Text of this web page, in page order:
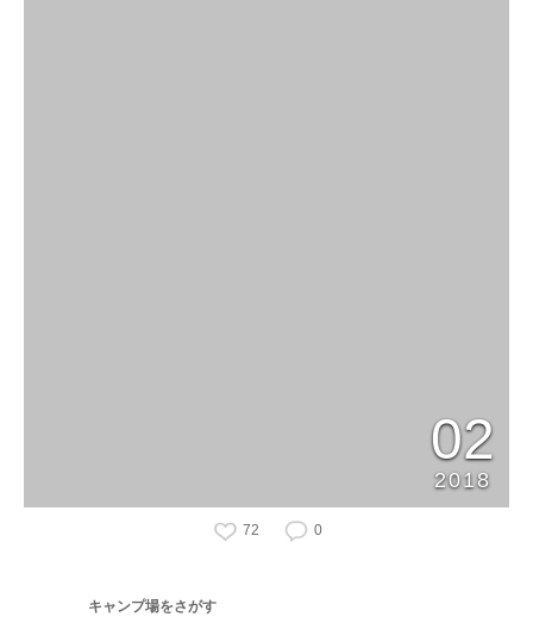
02
2018
72 0
キャンプ場をさがす